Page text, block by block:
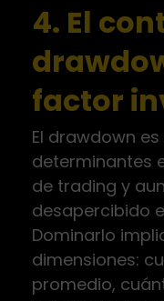
4. El
factor
El drawdown
determinantes
de trading y
desapercibido
Dominarlo
dimensiones:
promedio,